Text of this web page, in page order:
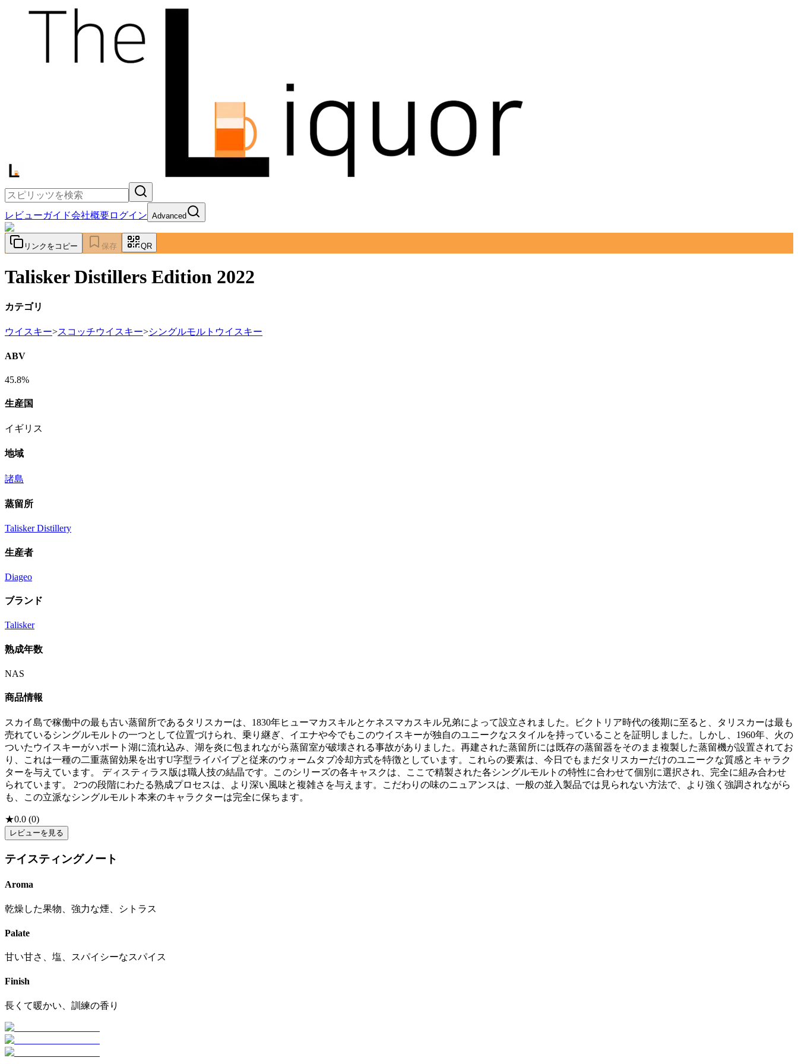
レビューガイド会社概要ログイン Advanced
リンクをコピー 保存 QR
Talisker Distillers Edition 2022
カテゴリ
ウイスキー>スコッチウイスキー>シングルモルトウイスキー
ABV
45.8%
生産国
イギリス
地域
諸島
蒸留所
Talisker Distillery
生産者
Diageo
ブランド
Talisker
熟成年数
NAS
商品情報
スカイ島で稼働中の最も古い蒸留所であるタリスカーは、1830年ヒューマカスキルとケネスマカスキル兄弟によって設立されました。ビクトリア時代の後期に至ると、タリスカーは最も
売れているシングルモルトの一つとして位置づけられ、乗り継ぎ、イエナや今でもこのウイスキーが独自のユニークなスタイルを持っていることを証明しました。しかし、1960年、火の
ついたウイスキーがハポート湖に流れ込み、湖を炎に包まれながら蒸留室が破壊される事故がありました。再建された蒸留所には既存の蒸留器をそのまま複製した蒸留機が設置されてお
り、これは一種の二重蒸留効果を出すU字型ライパイプと従来のウォームタブ冷却方式を特徴としています。これらの要素は、今日でもまだタリスカーだけのユニークな質感とキャラク
ターを与えています。 ディスティラス版は職人技の結晶です。このシリーズの各キャスクは、ここで精製された各シングルモルトの特性に合わせて個別に選択され、完全に組み合わせ
られています。 2つの段階にわたる熟成プロセスは、より深い風味と複雑さを与えます。こだわりの味のニュアンスは、一般の並入製品では見られない方法で、より強く強調されながら
も、この立派なシングルモルト本来のキャラクターは完全に保ちます。
★0.0 (0)
レビューを見る
テイスティングノート
Aroma
乾燥した果物、強力な煙、シトラス
Palate
甘い甘さ、塩、スパイシーなスパイス
Finish
長くて暖かい、訓練の香り